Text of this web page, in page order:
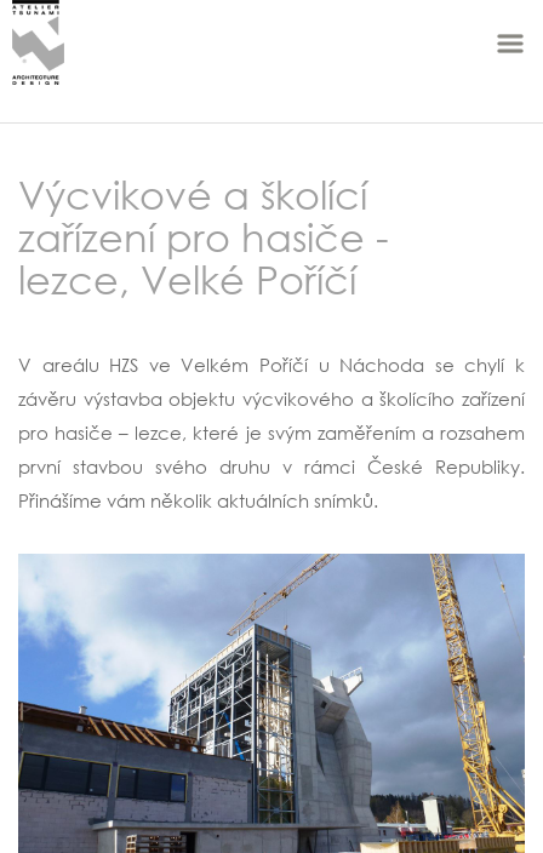
Výcvikové a školící
zařízení pro hasiče -
lezce, Velké Poříčí
V areálu HZS ve Velkém Poříčí u Náchoda se chylí k
závěru výstavba objektu výcvikového a školícího zařízení
pro hasiče – lezce, které je svým zaměřením a rozsahem
první stavbou svého druhu v rámci České Republiky.
Přinášíme vám několik aktuálních snímků.